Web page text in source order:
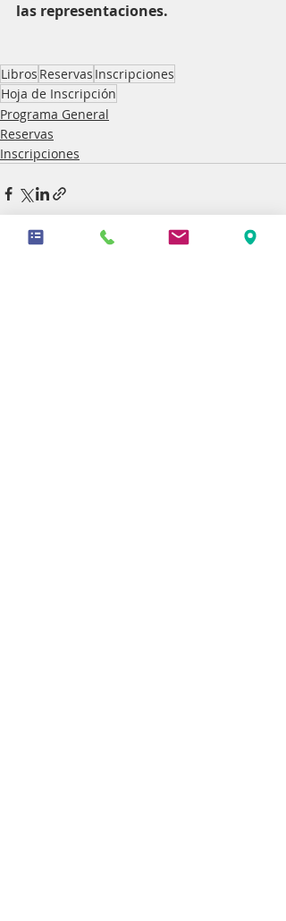
las representaciones.
Libros Reservas Inscripciones
Hoja de Inscripción
Programa General
Reservas
Inscripciones